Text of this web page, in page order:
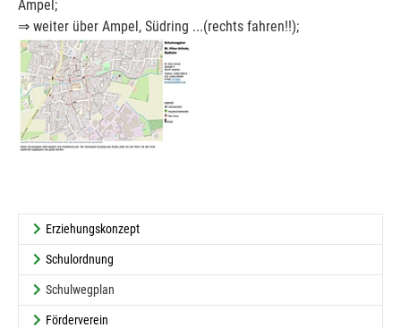
Show larger version
Ampel;
⇒ weiter über Ampel, Südring ...(rechts fahren!!);
Erziehungskonzept
Schulordnung
Schulwegplan
Förderverein